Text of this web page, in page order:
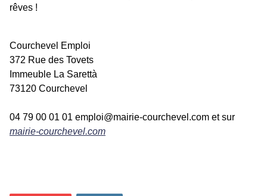
rêves !
Courchevel Emploi
372 Rue des Tovets
Immeuble La Sarettà
73120 Courchevel
04 79 00 01 01 emploi@mairie-courchevel.com et sur
mairie-courchevel.com